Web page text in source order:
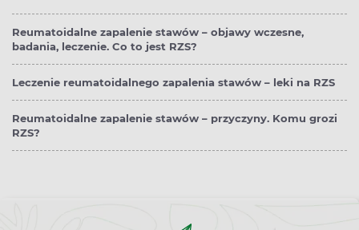
Reumatoidalne zapalenie stawów – objawy wczesne,
badania, leczenie. Co to jest RZS?
Leczenie reumatoidalnego zapalenia stawów – leki na RZS
Reumatoidalne zapalenie stawów – przyczyny. Komu grozi
RZS?